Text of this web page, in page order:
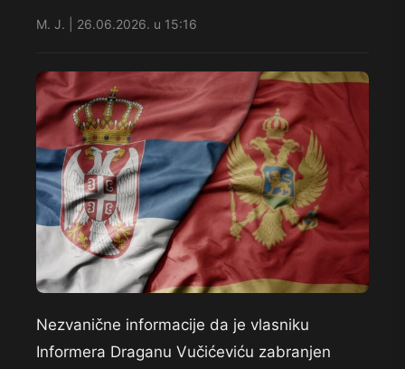
M. J. | 26.06.2026. u 15:16
Nezvanične informacije da je vlasniku
Informera Draganu Vučićeviću zabranjen